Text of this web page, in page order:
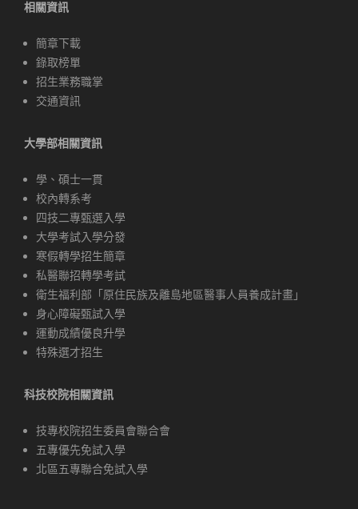
相關資訊
簡章下載
錄取榜單
招生業務職掌
交通資訊
大學部相關資訊
學、碩士一貫
校內轉系考
四技二專甄選入學
大學考試入學分發
寒假轉學招生簡章
私醫聯招轉學考試
衛生福利部「原住民族及離島地區醫事人員養成計畫」
身心障礙甄試入學
運動成績優良升學
特殊選才招生
科技校院相關資訊
技專校院招生委員會聯合會
五專優先免試入學
北區五專聯合免試入學